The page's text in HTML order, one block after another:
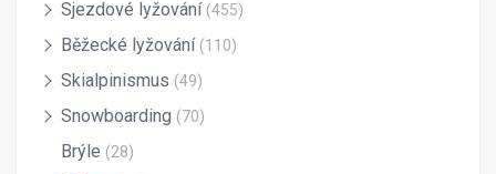
Sjezdové lyžování (455)
Běžecké lyžování (110)
Skialpinismus (49)
Snowboarding (70)
Brýle (28)